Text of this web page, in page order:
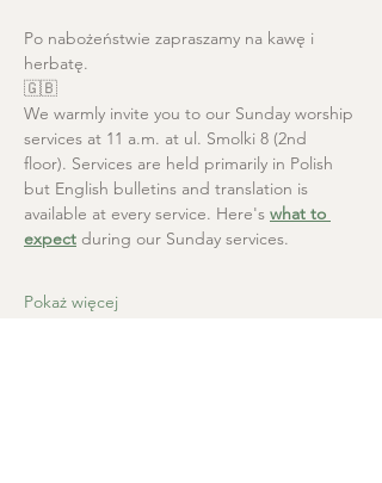
Po nabożeństwie zapraszamy na kawę i
herbatę.
🇬🇧
We warmly invite you to our Sunday worship
services at 11 a.m. at ul. Smolki 8 (2nd
floor). Services are held primarily in Polish
but English bulletins and translation is
available at every service. Here's what to
expect during our Sunday services.
Pokaż więcej